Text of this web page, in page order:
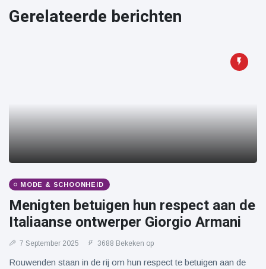
Laatste nieuws
stunts
grootste
radiotelescopen
ter wereld stort
op
Gerelateerde berichten
MODE & SCHOONHEID
Menigten betuigen hun respect aan de
Italiaanse ontwerper Giorgio Armani
7 September 2025 3688 Bekeken op
Rouwenden staan in de rij om hun respect te betuigen aan de